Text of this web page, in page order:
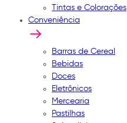
Tintas e Colorações
Conveniência
Barras de Cereal
Bebidas
Doces
Eletrônicos
Mercearia
Pastilhas